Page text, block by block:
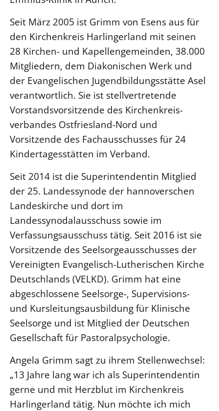
Seit März 2005 ist Grimm von Esens aus für
den Kirchenkreis Harlingerland mit seinen
28 Kirchen- und Kapellen­gemeinden, 38.000
Mitgliedern, dem Diakonischen Werk und
der Evangelischen Jugend­bildungsstätte Asel
verantwortlich. Sie ist stellvertretende
Vorstandsvorsitzende des Kirchen­kreis­­­
verbandes Ostfriesland-Nord und
Vorsitzende des Fachausschusses für 24
Kindertagesstätten im Verband.
Seit 2014 ist die Superintendentin Mitglied
der 25. Landessynode der hannoverschen
Landeskirche und dort im
Landessynodalausschuss sowie im
Verfassungsausschuss tätig. Seit 2016 ist sie
Vorsitzende des Seel­sorgeausschusses der
Vereinigten Evangelisch-Lutherischen Kirche
Deutschlands (VELKD). Grimm hat eine
abgeschlossene Seelsorge-, Supervisions-
und Kursleitungs­ausbildung für Klinische
Seelsorge und ist Mitglied der Deutschen
Gesellschaft für Pastoralpsychologie.
Angela Grimm sagt zu ihrem Stellenwechsel:
„13 Jahre lang war ich als Superintendentin
gerne und mit Herzblut im Kirchenkreis
Harlingerland tätig. Nun möchte ich mich
BIBLIOTHEK & ARCHIV
SERVICE
Älterwerden im Pfarrberuf
Beteiligungsverfahren
Beschwerdestellen
Ephoralbüro
Finanzplanung
Fundraising
IT-Service
Corporate Design
Interventionsplan
Jahresgespräche
Kantine Speiseplan
Kirchliches Amtsblatt
Kirchliche Verwaltung
Klimaschutzgesetz
Kunstreferat
NKVK
Öffentlichkeitsarbeit
Personalausschuss
Recht
Terminstundenplaner